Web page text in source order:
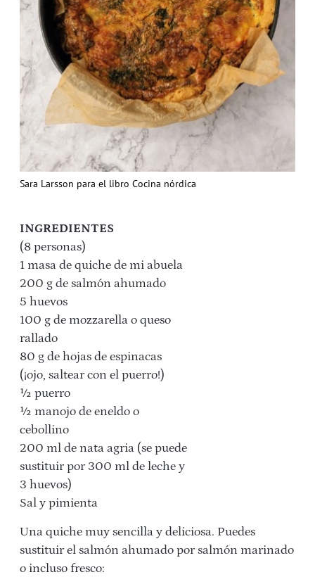
Sara Larsson para el libro Cocina nórdica
INGREDIENTES
(8 personas)
1 masa de quiche de mi abuela
200 g de salmón ahumado
5 huevos
100 g de mozzarella o queso
rallado
80 g de hojas de espinacas
(¡ojo, saltear con el puerro!)
½ puerro
½ manojo de eneldo o
cebollino
200 ml de nata agria (se puede
sustituir por 300 ml de leche y
3 huevos)
Sal y pimienta
Una quiche muy sencilla y deliciosa. Puedes
sustituir el salmón ahumado por salmón marinado
o incluso fresco: